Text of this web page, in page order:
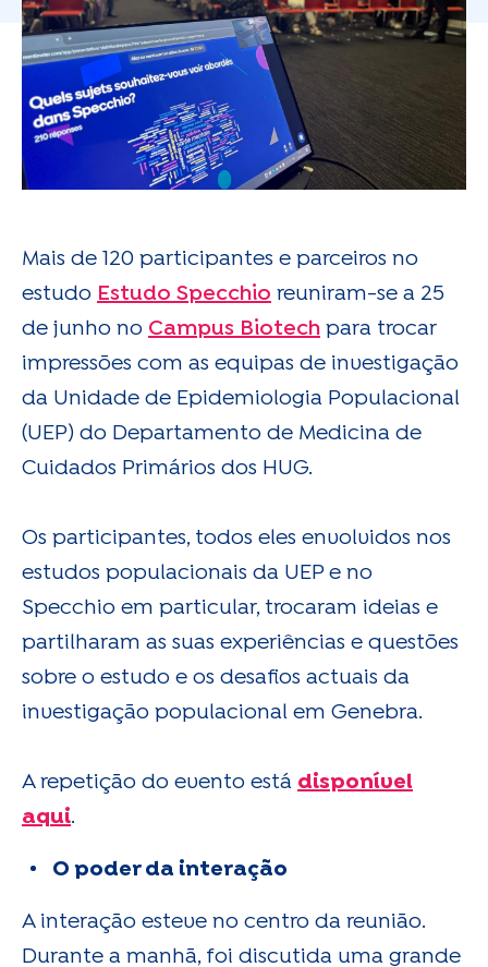
Mais de 120 participantes e parceiros no
estudo Estudo Specchio reuniram-se a 25
de junho no Campus Biotech para trocar
impressões com as equipas de investigação
da Unidade de Epidemiologia Populacional
(UEP) do Departamento de Medicina de
Cuidados Primários dos HUG.
Os participantes, todos eles envolvidos nos
estudos populacionais da UEP e no
Specchio em particular, trocaram ideias e
partilharam as suas experiências e questões
sobre o estudo e os desafios actuais da
investigação populacional em Genebra.
A repetição do evento está disponível
aqui.
O poder da interação
A interação esteve no centro da reunião.
Durante a manhã, foi discutida uma grande